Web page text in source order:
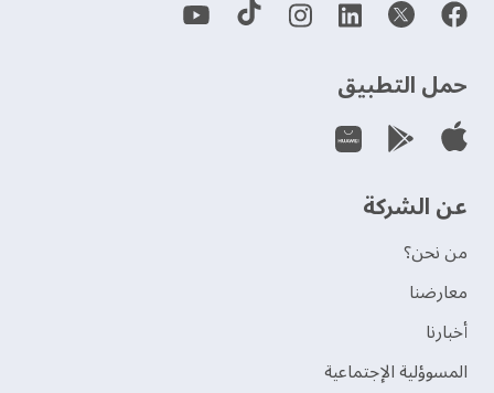
حمل التطبيق
عن الشركة
من نحن؟
‫معارضنا‬
‫أخبارنا‬
المسوؤلية الإجتماعية